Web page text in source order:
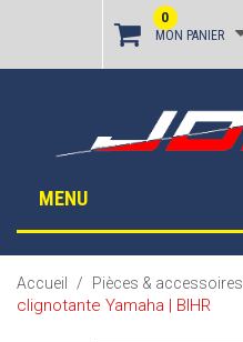
MON PANIER
0
MENU
Accueil / Pièces & accessoires
clignotante Yamaha | BIHR